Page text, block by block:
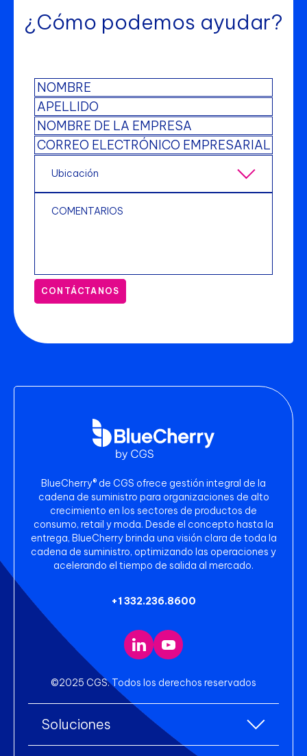
¿Cómo podemos ayudar?
CONTÁCTANOS
BlueCherry® de CGS ofrece gestión integral de la
cadena de suministro para organizaciones de alto
crecimiento en los sectores de productos de
consumo, retail y moda. Desde el concepto hasta la
entrega, BlueCherry brinda una visión clara de toda la
cadena de suministro, optimizando las operaciones y
acelerando el tiempo de salida al mercado.
+1 332.236.8600
©2025 CGS. Todos los derechos reservados
Soluciones